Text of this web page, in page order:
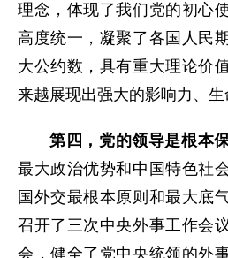
理念，体现了我们党的初心
高度统一，凝聚了各国人民
大公约数，具有重大理论价
来越展现出强大的影响力、生
第四，党的领导是根本保
最大政治优势和中国特色社
国外交最根本原则和最大底
召开了三次中央外事工作会
会，健全了党中央统领的外